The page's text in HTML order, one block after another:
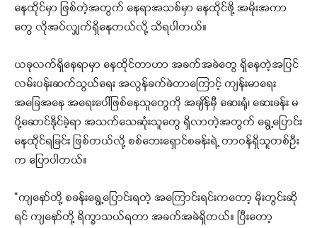
နေထိုင်မှာ ဖြစ်တဲ့အတွက် နေရာအသစ်မှာ နေထိုင်ဖို့ အမိုးအကာ
တွေ လိုအပ်လျှက်ရှိနေတယ်လို့ သိရပါတယ်။
ယခုလက်ရှိနေရာမှာ နေထိုင်တာဟာ အခက်အခဲတွေ ရှိနေတဲ့အပြင်
လမ်းပန်းဆက်သွယ်ရေး အလွန်ခက်ခဲတာကြောင့် ကျန်းမာရေး
အခြေအနေ အရေးပေါ်ဖြစ်နေသူတွေကို အချိန်မှီ ဆေးရုံ၊ ဆေးခန်း မ
ပို့ဆောင်နိုင်ခဲ့ရာ အသက်သေဆုံးသူတွေ ရှိလာတဲ့အတွက် ရွေ့ပြောင်း
နေထိုင်ရခြင်း ဖြစ်တယ်လို့ စစ်ဘေးရှောင်စခန်းရဲ့ တာဝန်ရှိသူတစ်ဦး
က ပြောပါတယ်။
“ကျနော်တို့ စခန်းရွေ့ပြောင်းရတဲ့ အကြောင်းရင်းကတော့ မိုးတွင်းဆို
ရင် ကျနော်တို့ ရိက္ခာသယ်ရတာ အခက်အခဲရှိတယ်။ ပြီးတော့